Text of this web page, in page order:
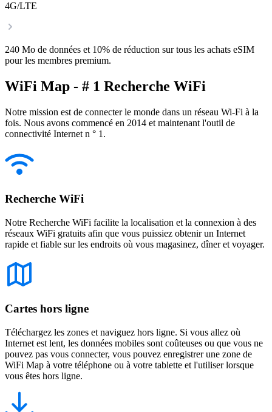
4G/LTE
240 Mo de données et 10% de réduction sur tous les achats eSIM
pour les membres premium.
WiFi Map - # 1 Recherche WiFi
Notre mission est de connecter le monde dans un réseau Wi-Fi à la
fois. Nous avons commencé en 2014 et maintenant l'outil de
connectivité Internet n ° 1.
Recherche WiFi
Notre Recherche WiFi facilite la localisation et la connexion à des
réseaux WiFi gratuits afin que vous puissiez obtenir un Internet
rapide et fiable sur les endroits où vous magasinez, dîner et voyager.
Cartes hors ligne
Téléchargez les zones et naviguez hors ligne. Si vous allez où
Internet est lent, les données mobiles sont coûteuses ou que vous ne
pouvez pas vous connecter, vous pouvez enregistrer une zone de
WiFi Map à votre téléphone ou à votre tablette et l'utiliser lorsque
vous êtes hors ligne.